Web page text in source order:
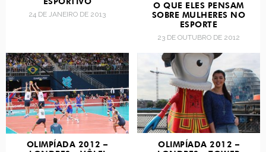
ESPORTIVO
24 DE JANEIRO DE 2013
O QUE ELES PENSAM
SOBRE MULHERES NO
ESPORTE
23 DE OUTUBRO DE 2012
OLIMPÍADA 2012 –
OLIMPÍADA 2012 –